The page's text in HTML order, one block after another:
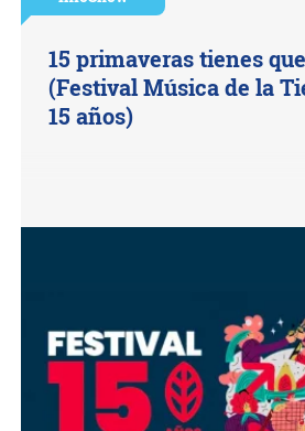
15 primaveras tienes
(Festival Música de la
15 años)